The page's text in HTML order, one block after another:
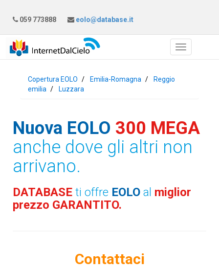
059 773888 eolo@database.it
Copertura EOLO Emilia-Romagna
Reggio
emilia
Luzzara
Nuova EOLO 300 MEGA
anche dove gli altri non
arrivano.
DATABASEti offre EOLO al miglior
prezzo GARANTITO.
Contattaci